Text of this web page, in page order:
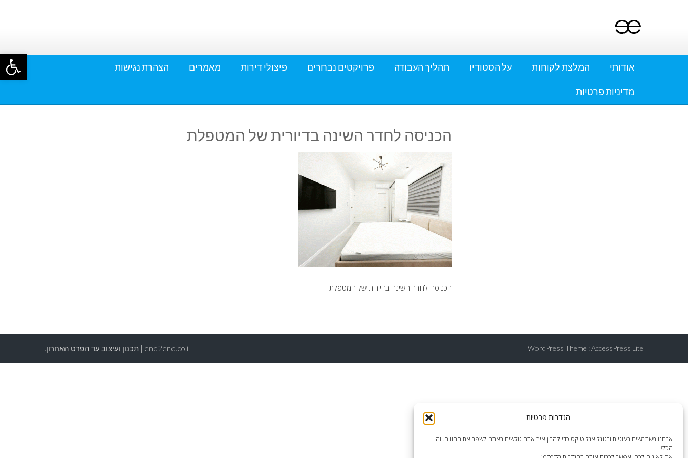
פתח
הגדרות פרטיות
אנחנו משתמשים בעוגיות ובגוגל אנליטיקס כדי להבין איך אתם גולשים באתר ולשפר את החוויה. זה
הכל!
אודותי המלצת לקוחות על הסטודיו תהליך העבודה פרויקטים נבחרים פיצולי דירות מאמרים הצהרת נגישות
מדיניות פרטיות
הכניסה לחדר השינה בדיורית של המטפלת
הכניסה לחדר השינה בדיורית של המטפלת
end2end.co.il | תכנון ועיצוב עד הפרט האחרון. WordPress Theme :AccessPress Lite